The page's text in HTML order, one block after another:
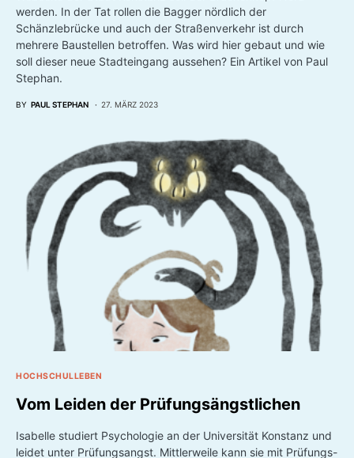
werden. In der Tat rollen die Bagger nördlich der
Schänzlebrücke und auch der Straßenverkehr ist durch
mehrere Baustellen betroffen. Was wird hier gebaut und wie
soll dieser neue Stadteingang aussehen? Ein Artikel von Paul
Stephan.
BY PAUL STEPHAN 27. MÄRZ 2023
HOCHSCHULLEBEN
Vom Leiden der Prüfungsängstlichen
Isabelle studiert Psychologie an der Universität Konstanz und
leidet unter Prüfungsangst. Mittlerweile kann sie mit Prüfungs-